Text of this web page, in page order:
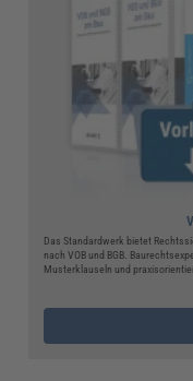
Das Standardwerk bietet
nach VOB und BGB.
Musterklauseln und